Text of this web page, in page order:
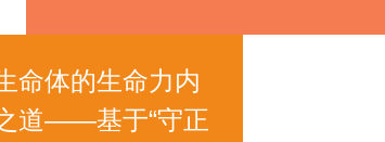
命体的生命力内
道——基于“守正